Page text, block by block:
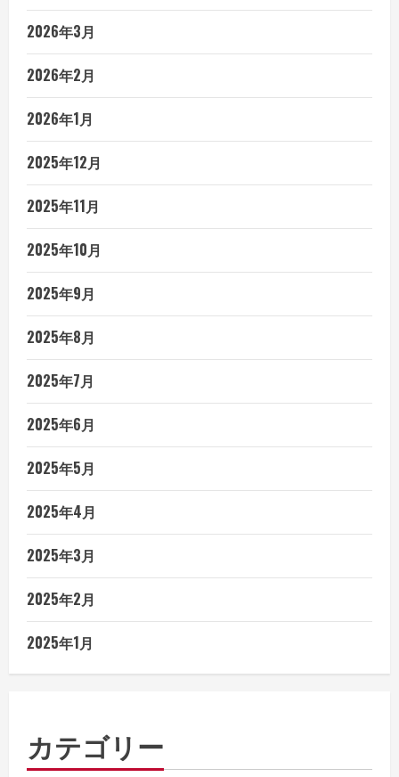
2026年3月
2026年2月
2026年1月
2025年12月
2025年11月
2025年10月
2025年9月
2025年8月
2025年7月
2025年6月
2025年5月
2025年4月
2025年3月
2025年2月
2025年1月
カテゴリー